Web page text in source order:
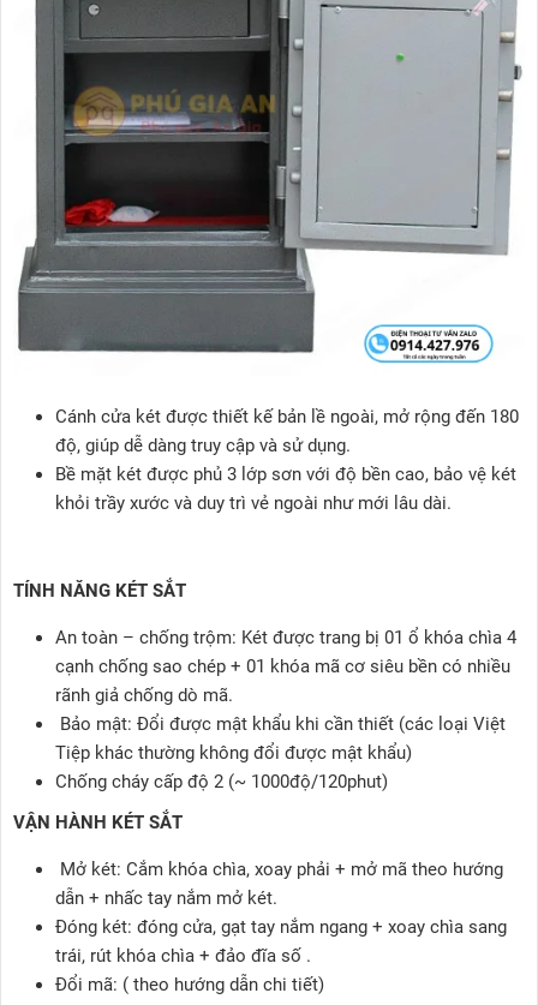
Cánh cửa két được thiết kế bản lề ngoài, mở rộng đến 180
độ, giúp dễ dàng truy cập và sử dụng.
Bề mặt két được phủ 3 lớp sơn với độ bền cao, bảo vệ két
khỏi trầy xước và duy trì vẻ ngoài như mới lâu dài.
TÍNH NĂNG KÉT SẮT
An toàn – chống trộm: Két được trang bị 01 ổ khóa chìa 4
cạnh chống sao chép + 01 khóa mã cơ siêu bền có nhiều
rãnh giả chống dò mã.
Bảo mật: Đổi được mật khẩu khi cần thiết (các loại Việt
Tiệp khác thường không đổi được mật khẩu)
Chống cháy cấp độ 2 (~ 1000độ/120phut)
VẬN HÀNH KÉT SẮT
Mở két: Cắm khóa chìa, xoay phải + mở mã theo hướng
dẫn + nhấc tay nắm mở két.
Đóng két: đóng cửa, gạt tay nắm ngang + xoay chìa sang
trái, rút khóa chìa + đảo đĩa số .
Đổi mã: ( theo hướng dẫn chi tiết)